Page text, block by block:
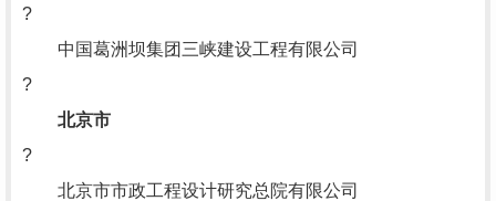
?
中国葛洲坝集团三峡建设工程有限公司
?
北京市
?
北京市市政工程设计研究总院有限公司